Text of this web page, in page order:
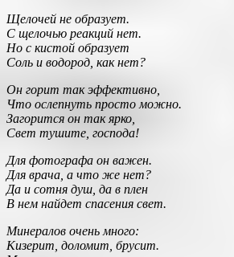
Щелочей не образует.
С щелочью реакций нет.
Но с кистой образует
Соль и водород, как нет?
Он горит так эффективно,
Что ослепнуть просто можно.
Загорится он так ярко,
Свет тушите, господа!
Для фотографа он важен.
Для врача, а что же нет?
Да и сотня душ, да в плен
В нем найдет спасения свет.
Минералов очень много:
Кизерит, доломит, брусит.